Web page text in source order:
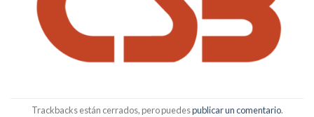
Trackbacks están cerrados, pero puedespublicar un comentario.